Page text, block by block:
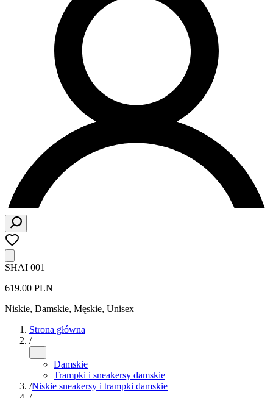
SHAI 001
619.00 PLN
Niskie, Damskie, Męskie, Unisex
Strona główna
/
...
Damskie
Trampki i sneakersy damskie
/Niskie sneakersy i trampki damskie